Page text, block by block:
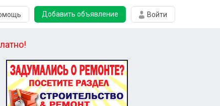
Добавить объявление Войти